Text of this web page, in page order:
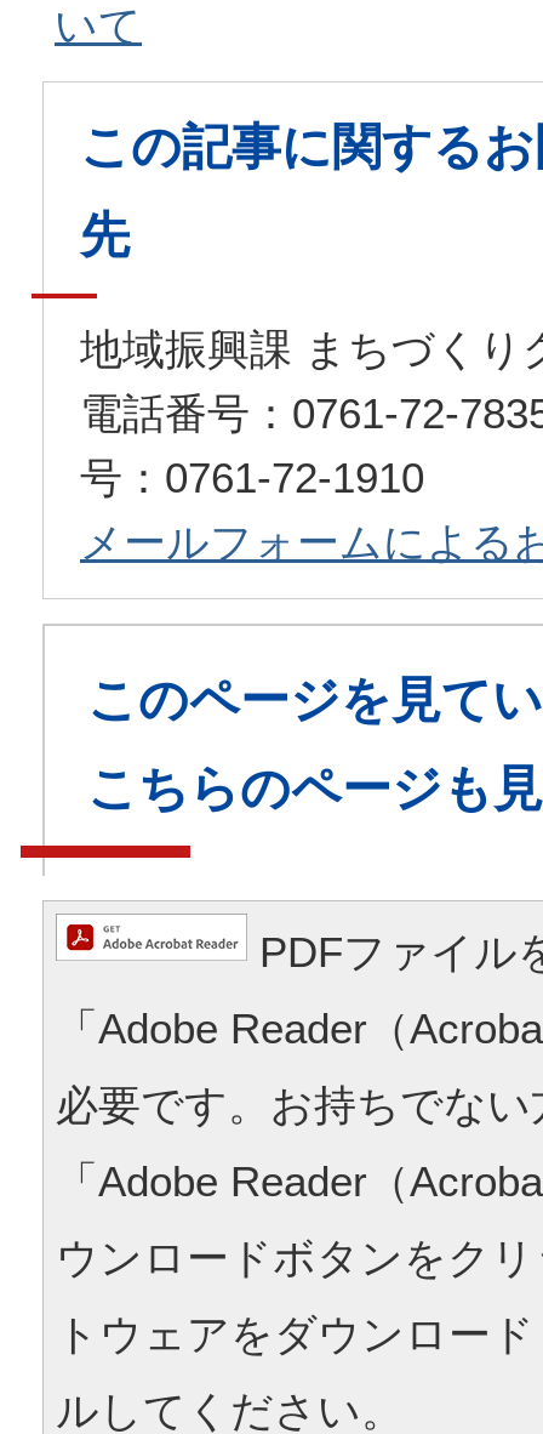
いて
この記事に関する
先
地域振興課 まちづくり
電話番号：0761-72-
号：0761-72-1910
メールフォームによる
このページを見て
こちらのページも
PDFファイル
「Adobe Reader（
必要です。お持ちでな
「Adobe Reader（
ウンロードボタンをク
トウェアをダウンロー
ルしてください。